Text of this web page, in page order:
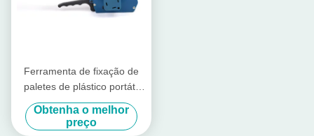
Ferramenta de fixação de
paletes de plástico portátil
carregável com bateria
Máquina de fixação de
paletes manual
Obtenha o melhor
preço